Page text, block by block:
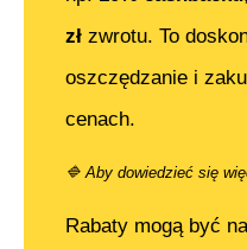
zł zwrotu. To
oszczędzanie i
cenach.
🔷 Aby dowiedzieć się
Rabaty mogą być